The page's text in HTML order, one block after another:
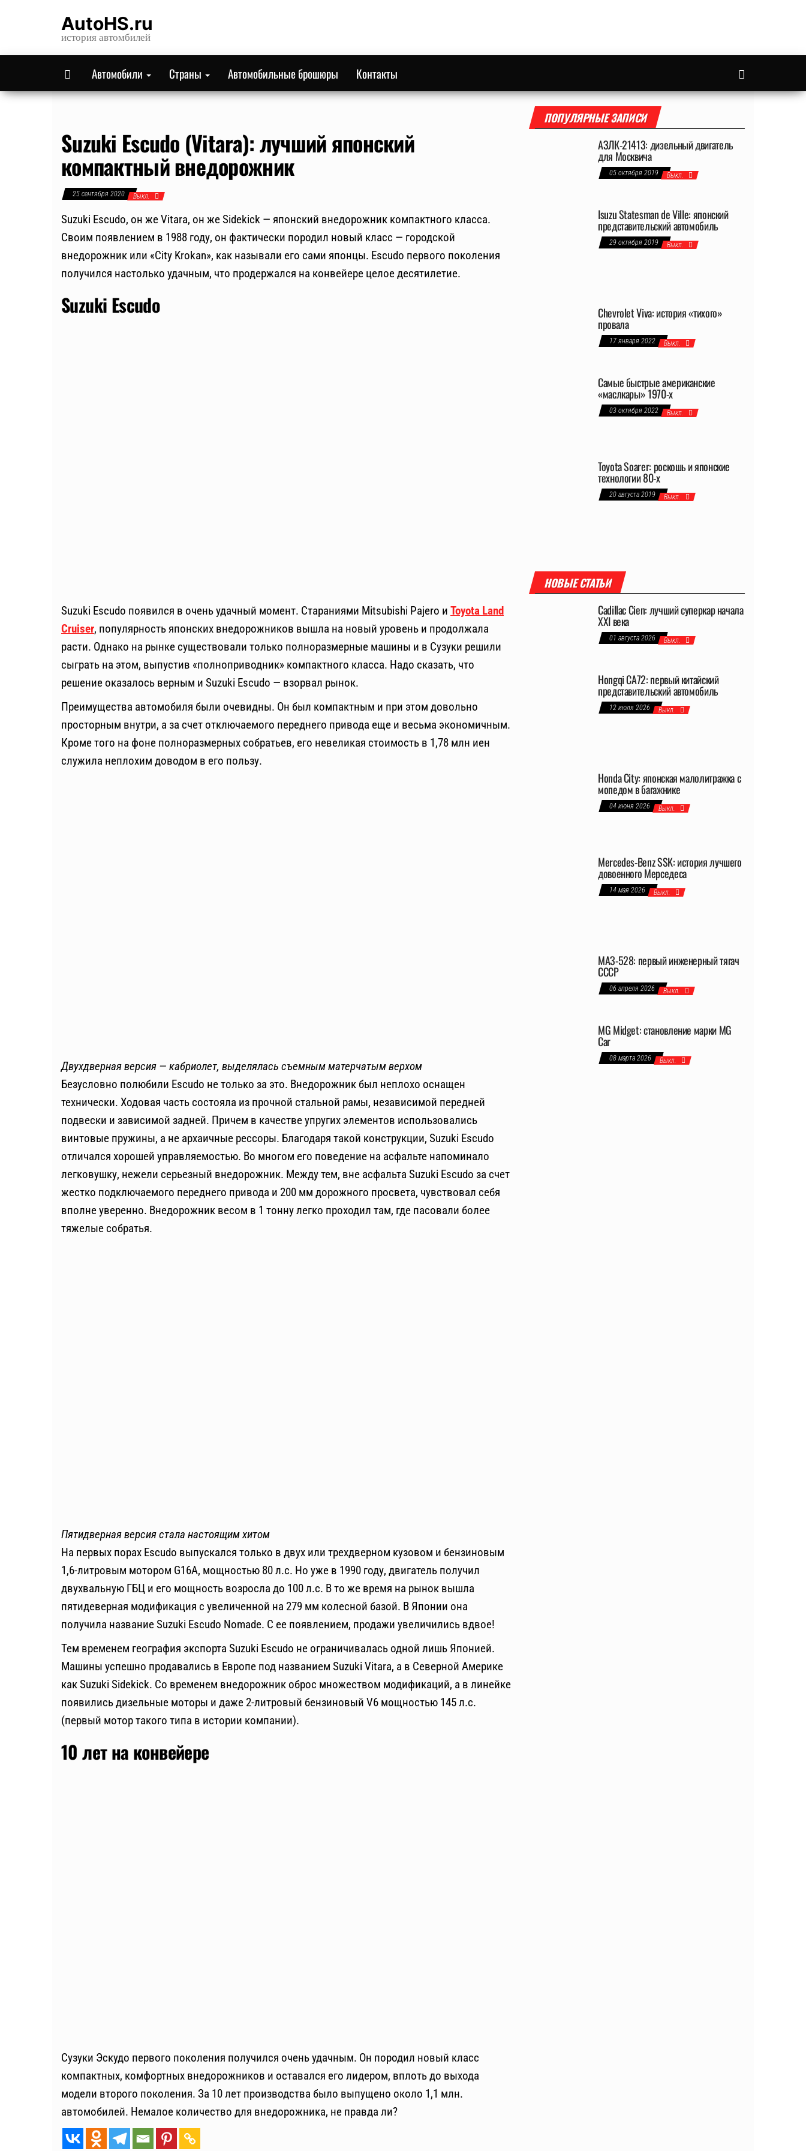
AutoHS.ru
история автомбилей
Автомобили Страны Автомобильные брошюры Контакты
Suzuki Escudo (Vitara): лучший японский
компактный внедорожник
25 сентября 2020 Выкл.
Suzuki Escudo, он же Vitara, он же Sidekick — японский внедорожник компактного класса.
Своим появлением в 1988 году, он фактически породил новый класс — городской
внедорожник или «City Krokan», как называли его сами японцы. Escudo первого поколения
получился настолько удачным, что продержался на конвейере целое десятилетие.
Suzuki Escudo
Suzuki Escudo появился в очень удачный момент. Стараниями Mitsubishi Pajero и Toyota Land
Cruiser, популярность японских внедорожников вышла на новый уровень и продолжала
расти. Однако на рынке существовали только полноразмерные машины и в Сузуки решили
сыграть на этом, выпустив «полноприводник» компактного класса. Надо сказать, что
решение оказалось верным и Suzuki Escudo — взорвал рынок.
Преимущества автомобиля были очевидны. Он был компактным и при этом довольно
просторным внутри, а за счет отключаемого переднего привода еще и весьма экономичным.
Кроме того на фоне полноразмерных собратьев, его невеликая стоимость в 1,78 млн иен
служила неплохим доводом в его пользу.
Двухдверная версия — кабриолет, выделялась съемным матерчатым верхом
Безусловно полюбили Escudo не только за это. Внедорожник был неплохо оснащен
технически. Ходовая часть состояла из прочной стальной рамы, независимой передней
подвески и зависимой задней. Причем в качестве упругих элементов использовались
винтовые пружины, а не архаичные рессоры. Благодаря такой конструкции, Suzuki Escudo
отличался хорошей управляемостью. Во многом его поведение на асфальте напоминало
легковушку, нежели серьезный внедорожник. Между тем, вне асфальта Suzuki Escudo за счет
жестко подключаемого переднего привода и 200 мм дорожного просвета, чувствовал себя
вполне уверенно. Внедорожник весом в 1 тонну легко проходил там, где пасовали более
тяжелые собратья.
Пятидверная версия стала настоящим хитом
На первых порах Escudo выпускался только в двух или трехдверном кузовом и бензиновым
1,6-литровым мотором G16A, мощностью 80 л.с. Но уже в 1990 году, двигатель получил
двухвальную ГБЦ и его мощность возросла до 100 л.с. В то же время на рынок вышла
пятидеверная модификация с увеличенной на 279 мм колесной базой. В Японии она
получила название Suzuki Escudo Nomade. С ее появлением, продажи увеличились вдвое!
Тем временем география экспорта Suzuki Escudo не ограничивалась одной лишь Японией.
Машины успешно продавались в Европе под названием Suzuki Vitara, а в Северной Америке
как Suzuki Sidekick. Со временем внедорожник оброс множеством модификаций, а в линейке
появились дизельные моторы и даже 2-литровый бензиновый V6 мощностью 145 л.с.
(первый мотор такого типа в истории компании).
10 лет на конвейере
Сузуки Эскудо первого поколения получился очень удачным. Он породил новый класс
компактных, комфортных внедорожников и оставался его лидером, вплоть до выхода
модели второго поколения. За 10 лет производства было выпущено около 1,1 млн.
автомобилей. Немалое количество для внедорожника, не правда ли?
ПОПУЛЯРНЫЕ ЗАПИСИ
АЗЛК-21413: дизельный двигатель
для Москвича
05 октября 2019 Выкл.
Isuzu Statesman de Ville: японский
представительский автомобиль
29 октября 2019 Выкл.
Chevrolet Viva: история «тихого»
провала
17 января 2022 Выкл.
Самые быстрые американские
«маслкары» 1970-х
03 октября 2022 Выкл.
Toyota Soarer: роскошь и японские
технологии 80-х
20 августа 2019 Выкл.
НОВЫЕ СТАТЬИ
Cadillac Cien: лучший суперкар начала
XXI века
01 августа 2026 Выкл.
Hongqi CA72: первый китайский
представительский автомобиль
12 июля 2026 Выкл.
Honda City: японская малолитражка с
мопедом в багажнике
04 июня 2026 Выкл.
Mercedes-Benz SSK: история лучшего
довоенного Мерседеса
14 мая 2026 Выкл.
МАЗ-528: первый инженерный тягач
СССР
06 апреля 2026 Выкл.
MG Midget: становление марки MG
Car
08 марта 2026 Выкл.